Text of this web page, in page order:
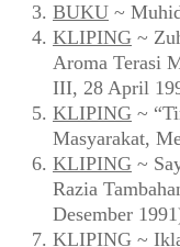
BUKU ~
KLIPING ~
Aroma Terasi
III, 28 April
KLIPING ~
Masyarakat,
KLIPING ~
Razia
Desember
KLIPING ~